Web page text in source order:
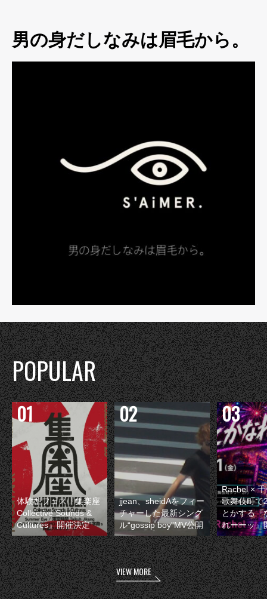
男の身だしなみは眉毛から。
POPULAR
体験型フェス『集楽座
Collective Sounds &
Cultures』開催決定
jjean、sheidAをフィー
チャーした最新シング
ル“gossip boy”MV公開
Rachel ×
歌舞伎町で
とかする『
れーーッ』
VIEW MORE